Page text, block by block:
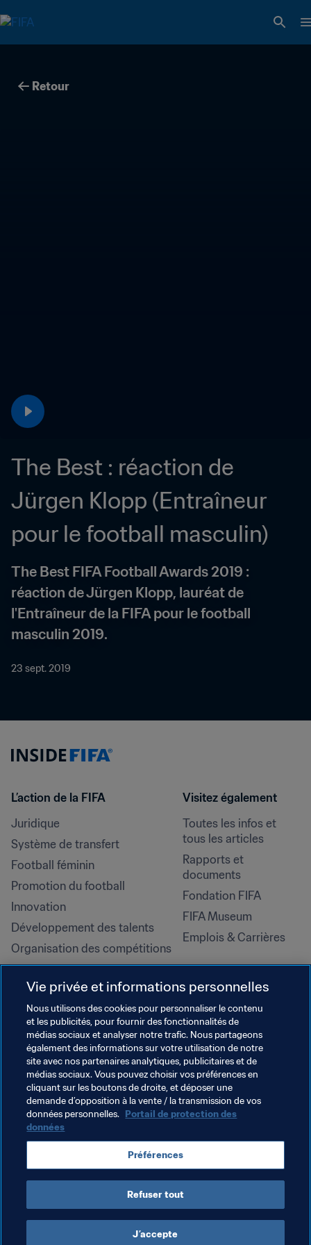
Retour
The Best : réaction de
Jürgen Klopp (Entraîneur
pour le football masculin)
The Best FIFA Football Awards 2019 :
réaction de Jürgen Klopp, lauréat de
l'Entraîneur de la FIFA pour le football
masculin 2019.
23 sept. 2019
L’action de la FIFA
Juridique
Système de transfert
Football féminin
Promotion du football
Innovation
Développement des talents
Organisation des compétitions
Développement durable
Droits de l'homme et lutte contre
la discrimination
Santé et médical
Initiatives en matière de
formation
Visitez également
Toutes les infos et
tous les articles
Rapports et
documents
Fondation FIFA
FIFA Museum
Emplois & Carrières
CONDITIONS D'UTILISATION
PORTAIL DE LA FIFA SUR LA PROTECTION DES DONNÉES
TÉLÉCHARGEMENTS
PARAMÈTRAGE DES COOKIES
Droits d'auteur © 1994 - 2025 FIFA. Tous les droits sont réservés.
Vie privée et informations personnelles
Nous utilisons des cookies pour personnaliser le contenu
et les publicités, pour fournir des fonctionnalités de
médias sociaux et analyser notre trafic. Nous partageons
également des informations sur votre utilisation de notre
site avec nos partenaires analytiques, publicitaires et de
médias sociaux. Vous pouvez choisir vos préférences en
cliquant sur les boutons de droite, et déposer une
demande d’opposition à la vente / la transmission de vos
données personnelles. Portail de protection des
données
Préférences
Refuser tout
J’accepte